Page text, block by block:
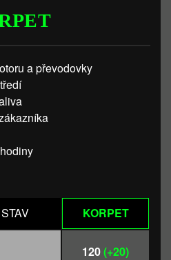
a převodovky
KORPET
120(+20)